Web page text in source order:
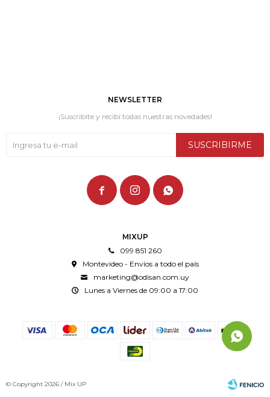
MIXUP
099 851 260
Montevideo - Envíos a todo el país
marketing@odisan.com.uy
Lunes a Viernes de 09:00 a 17:00
NEWSLETTER
¡Suscribite y recibí todas nuestras novedades!
SUSCRIBIRME
  
© Copyright 2026 / Mix UP